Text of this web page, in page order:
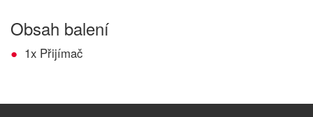
Obsah balení
1x Přijímač